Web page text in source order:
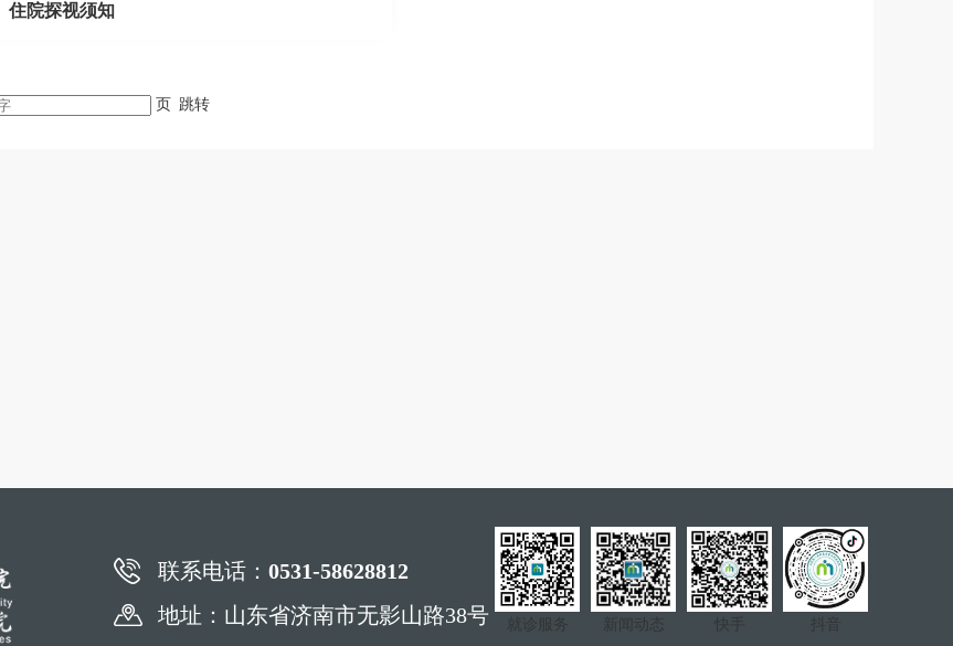
住院探视须知
页 跳转
就诊服务 新闻动态 快手 抖音
联系电话： 0531-58628812
地址：山东省济南市无影山路38号